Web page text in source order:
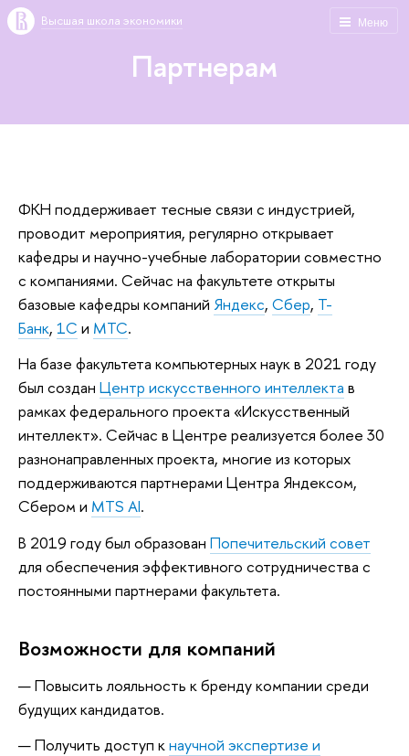
Меню
Высшая школа экономики
Партнерам
ФКН поддерживает тесные связи с индустрией,
проводит мероприятия, регулярно открывает
кафедры и научно-учебные лаборатории совместно
с компаниями. Сейчас на факультете открыты
базовые кафедры компаний Яндекс, Сбер, Т-
Банк, 1С и МТС.
На базе факультета компьютерных наук в 2021 году
был создан Центр искусственного интеллекта в
рамках федерального проекта «Искусственный
интеллект». Сейчас в Центре реализуется более 30
разнонаправленных проекта, многие из которых
поддерживаются партнерами Центра Яндексом,
Сбером и MTS AI.
В 2019 году был образован Попечительский совет
для обеспечения эффективного сотрудничества с
постоянными партнерами факультета.
Возможности для компаний
Повысить лояльность к бренду компании среди
будущих кандидатов.
Получить доступ кнаучной экспертизе и